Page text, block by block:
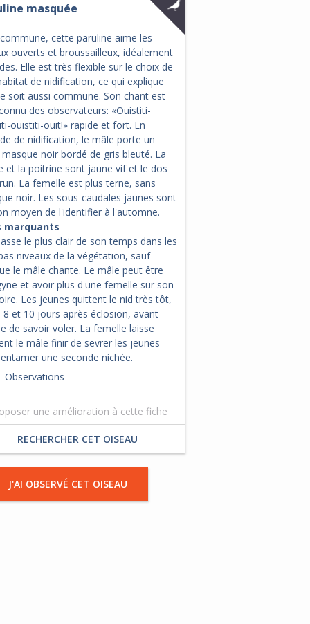
masquée
cette paruline aime les
ouverts et broussailleux, idéalement
Elle est très flexible sur le choix de
de nidification, ce qui explique
soit aussi commune. Son chant est
des observateurs: «Ouistiti-
ouistiti-ouit!» rapide et fort. En
de nidification, le mâle porte un
noir bordé de gris bleuté. La
et la poitrine sont jaune vif et le dos
La femelle est plus terne, sans
noir. Les sous-caudales jaunes sont
moyen de l'identifier à l'automne.
marquants
le plus clair de son temps dans les
niveaux de la végétation, sauf
le mâle chante. Le mâle peut être
et avoir plus d'une femelle sur son
Les jeunes quittent le nid très tôt,
8 et 10 jours après éclosion, avant
de savoir voler. La femelle laisse
le mâle finir de sevrer les jeunes
une seconde nichée.
Observations
une amélioration à cette fiche
RECHERCHER CET OISEAU
J'AI OBSERVÉ CET OISEAU